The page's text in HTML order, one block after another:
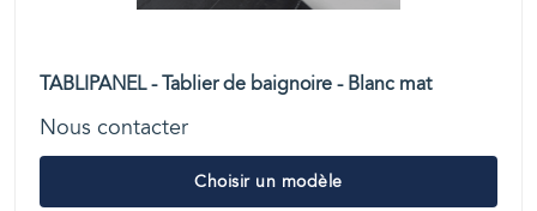
TABLIPANEL - Tablier de baignoire - Blanc mat
Nous contacter
Choisir un modèle